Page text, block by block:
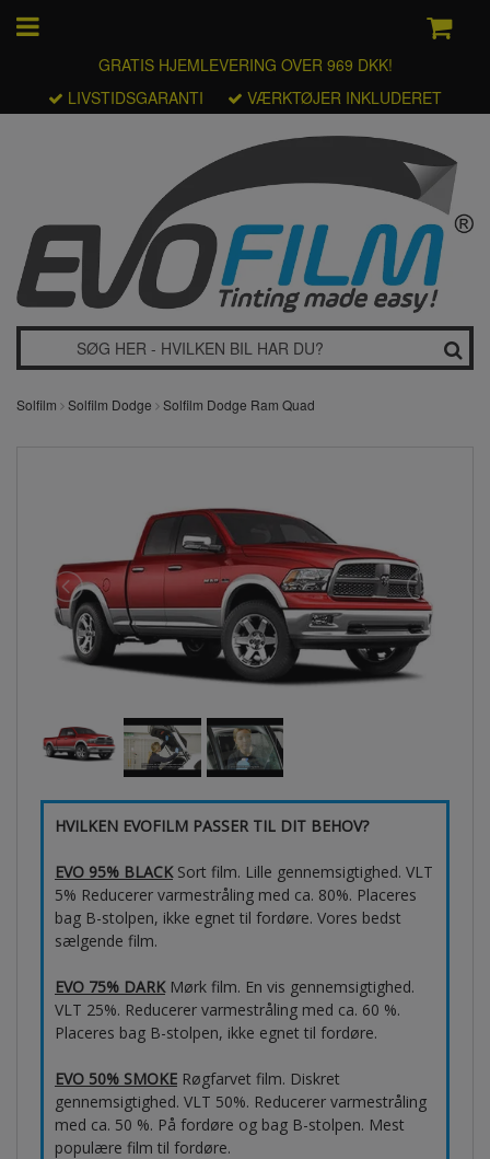
GRATIS HJEMLEVERING OVER 969 DKK!
LIVSTIDSGARANTI
VÆRKTØJER INKLUDERET
Solfilm Solfilm Dodge Solfilm Dodge Ram Quad
HVILKEN EVOFILM PASSER TIL DIT BEHOV?
EVO 95% BLACKSort film. Lille gennemsigtighed. VLT
5% Reducerer varmestråling med ca. 80%. Placeres
bag B-stolpen, ikke egnet til fordøre. Vores bedst
sælgende film.
EVO 75% DARKMørk film. En vis gennemsigtighed.
VLT 25%. Reducerer varmestråling med ca. 60 %.
Placeres bag B-stolpen, ikke egnet til fordøre.
EVO 50% SMOKE Røgfarvet film. Diskret
gennemsigtighed. VLT 50%. Reducerer varmestråling
med ca. 50 %. På fordøre og bag B-stolpen. Mest
populære film til fordøre.